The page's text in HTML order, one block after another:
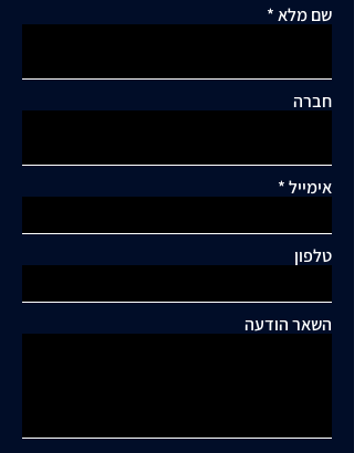
כלואה ובסיכון תחבורתי
תגובות
שם מלא
חברה
אימייל
טלפון
השאר הודעה